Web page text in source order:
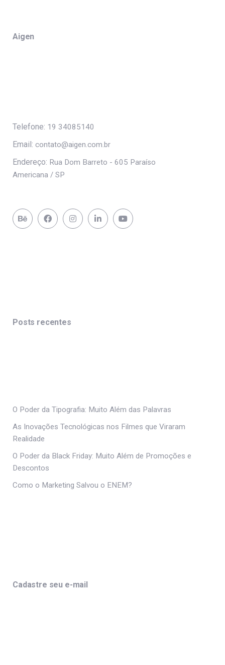
Aigen
Telefone: 19 34085140
Email: contato@aigen.com.br
Endereço: Rua Dom Barreto - 605 Paraíso
Americana / SP
Posts recentes
O Poder da Tipografia: Muito Além das Palavras
As Inovações Tecnológicas nos Filmes que Viraram
Realidade
O Poder da Black Friday: Muito Além de Promoções e
Descontos
Como o Marketing Salvou o ENEM?
Cadastre seu e-mail